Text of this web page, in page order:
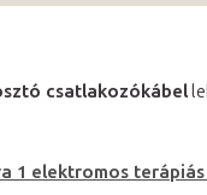
csatlakozókábel
1 elektromos